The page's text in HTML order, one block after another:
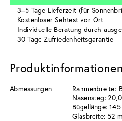
3–5 Tage Lieferzeit (für
Kostenloser Sehtest vor Ort
Individuelle Beratung durch
30 Tage Zufriedenheitsgarantie
Produktinformationen
Abmessungen
Rahmenbreite:
Nasensteg:
Bügellänge: 145
Glasbreite: 52